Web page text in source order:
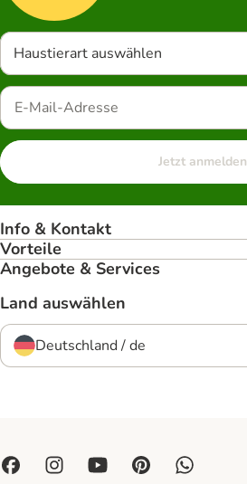
Haustierart auswählen
Jetzt anmelden
Info & Kontakt
Vorteile
Angebote & Services
Land auswählen
Deutschland / de